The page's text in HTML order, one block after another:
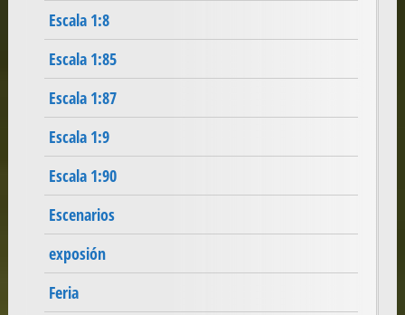
Escala 1:8
Escala 1:85
Escala 1:87
Escala 1:9
Escala 1:90
Escenarios
exposión
Feria